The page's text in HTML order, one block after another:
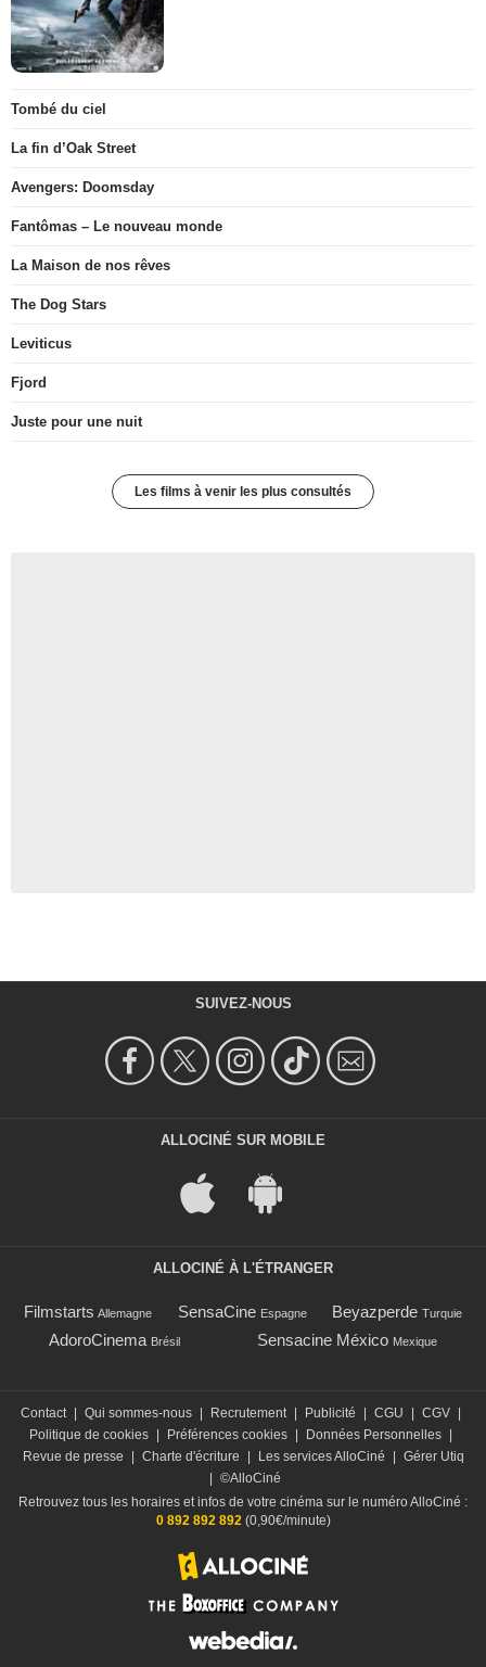
Tombé du ciel
La fin d’Oak Street
Avengers: Doomsday
Fantômas – Le nouveau monde
La Maison de nos rêves
The Dog Stars
Leviticus
Fjord
Juste pour une nuit
Les films à venir les plus consultés
SUIVEZ-NOUS
ALLOCINÉ SUR MOBILE
ALLOCINÉ À L'ÉTRANGER
Filmstarts Allemagne SensaCine Espagne Beyazperde Turquie
AdoroCinema Brésil Sensacine México Mexique
Contact | Qui sommes-nous | Recrutement | Publicité | CGU | CGV |
Politique de cookies | Préférences cookies | Données Personnelles |
Revue de presse
| Charte d'écriture | Les services AlloCiné | Gérer Utiq
| ©AlloCiné
Retrouvez tous les horaires et infos de votre cinéma sur le numéro AlloCiné :
0 892 892 892 (0,90€/minute)